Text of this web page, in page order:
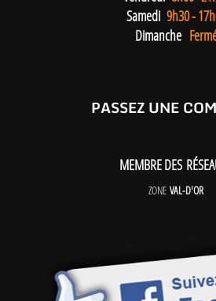
Samedi 9h30 -
Dimanche
PASSEZ UNE
MEMBRE DES
ZONE VAL-D'OR